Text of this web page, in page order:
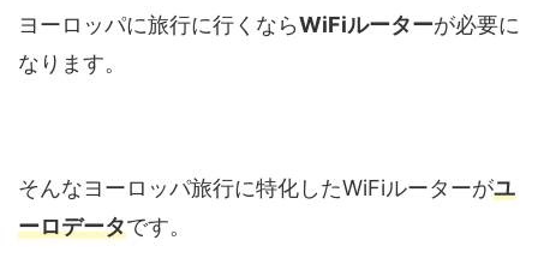
ヨーロッパに旅行に行くならWiFiルーターが必要に
なります。
そんなヨーロッパ旅行に特化したWiFiルーターがユ
ーロデータです。